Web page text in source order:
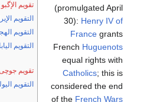
تقويم الإگبو
التقويم
التقويم
التقويم
تقويم
التقويم
(promulgated April
30): Henry IV of
Francegrants
French Huguenots
equal rights with
Catholics; this is
considered the end
of the French Wars